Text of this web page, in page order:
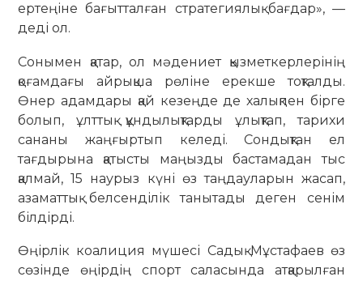
ертеңіне бағытталған стратегиялық бағдар», —
деді ол.
Сонымен қатар, ол мәдениет қызметкерлерінің
қоғамдағы айрықша рөліне ерекше тоқталды.
Өнер адамдары қай кезеңде де халықпен бірге
болып, ұлттық құндылықтарды ұлықтап, тарихи
сананы жаңғыртып келеді. Сондықтан ел
тағдырына қатысты маңызды бастамадан тыс
қалмай, 15 наурыз күні өз таңдауларын жасап,
азаматтық белсенділік танытады деген сенім
білдірді.
Өңірлік коалиция мүшесі Садық Мұстафаев өз
сөзінде өңірдің спорт саласында атқарылған